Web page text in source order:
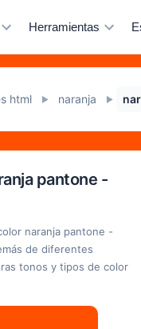
Herramientas
html ► naranja ►
pantone -
naranja pantone -
de diferentes
tonos y tipos de color